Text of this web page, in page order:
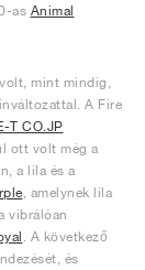
as Animal
mint mindig,
A Fire
T CO.JP
ott volt még a
a lila és a
, amelynek lila
vibrálóan
. A következő
és